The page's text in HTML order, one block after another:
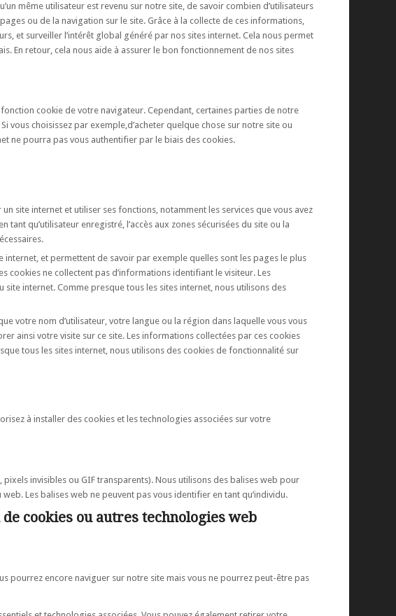
même utilisateur est revenu sur notre site, de savoir combien d’utilisateurs
ou de la navigation sur le site. Grâce à la collecte de ces informations,
et surveiller l’intérêt global généré par nos sites internet. Cela nous permet
En retour, cela nous aide à assurer le bon fonctionnement de nos sites
cookie de votre navigateur. Cependant, certaines parties de notre
choisissez par exemple,d’acheter quelque chose sur notre site ou
ne pourra pas vous authentifier par le biais des cookies.
site internet et utiliser ses fonctions, notamment les services que vous avez
qu’utilisateur enregistré, l’accès aux zones sécurisées du site ou la
et permettent de savoir par exemple quelles sont les pages le plus
cookies ne collectent pas d’informations identifiant le visiteur. Les
internet. Comme presque tous les sites internet, nous utilisons des
votre nom d’utilisateur, votre langue ou la région dans laquelle vous vous
ainsi votre visite sur ce site. Les informations collectées par ces cookies
tous les sites internet, nous utilisons des cookies de fonctionnalité sur
à installer des cookies et les technologies associées sur votre
invisibles ou GIF transparents). Nous utilisons des balises web pour
Les balises web ne peuvent pas vous identifier en tant qu’individu.
cookies ou autres technologies web
pourrez encore naviguer sur notre site mais vous ne pourrez peut-être pas